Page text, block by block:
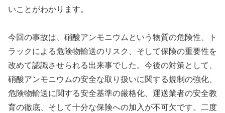
いことがわかります。
今回の事故は、硝酸アンモニウムという物質の危険性、ト
ラックによる危険物輸送のリスク、そして保険の重要性を
改めて認識させられる出来事でした。今後の対策として、
硝酸アンモニウムの安全な取り扱いに関する規制の強化、
危険物輸送に関する安全基準の厳格化、運送業者の安全教
育の徹底、そして十分な保険への加入が不可欠です。二度